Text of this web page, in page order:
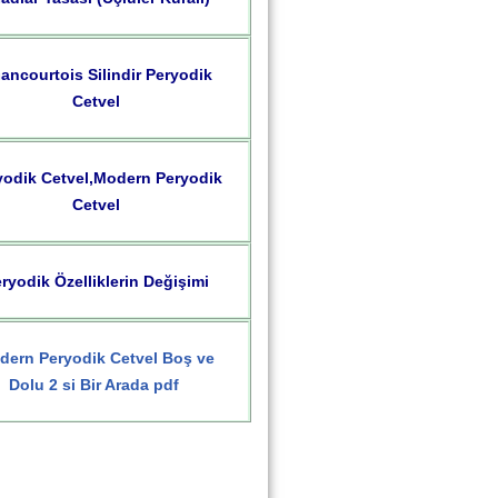
Silindir Peryodik
Cetvel
Cetvel,Modern Peryodik
Cetvel
Özelliklerin Değişimi
Peryodik Cetvel Boş ve
Dolu 2 si Bir Arada pdf